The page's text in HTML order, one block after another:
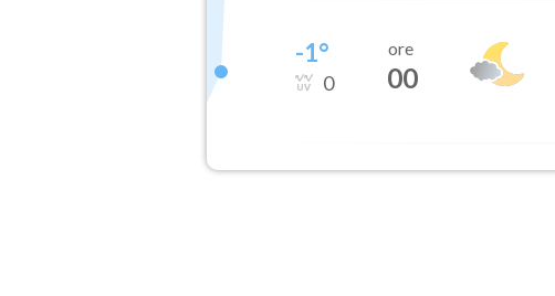
-1°
0
ore
00